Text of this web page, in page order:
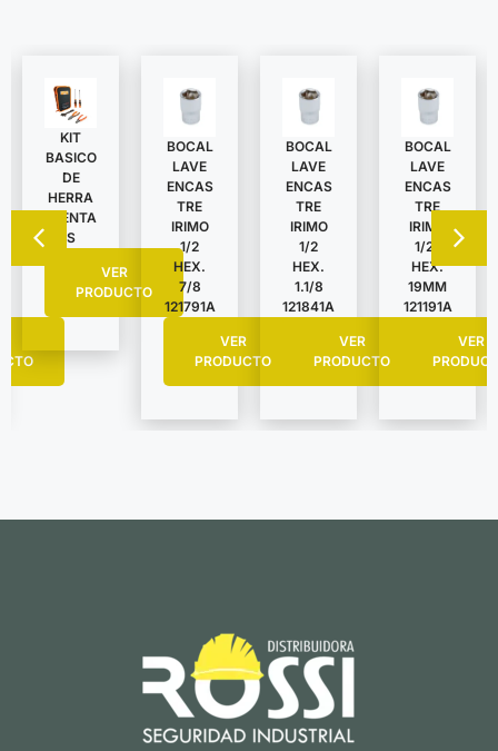
KIT
BASICO
DE
HERRA
MIENTA
S
VER
PRODUCTO
BOCAL
LAVE
ENCAS
TRE
IRIMO
1/2
HEX.
7/8
121791A
VER
PRODUCTO
BOCAL
LAVE
ENCAS
TRE
IRIMO
1/2
HEX.
1.1/8
121841A
VER
PRODUCTO
BOCAL
LAVE
ENCAS
TRE
IRIMO
1/2″
HEX.
19MM
121191A
VER